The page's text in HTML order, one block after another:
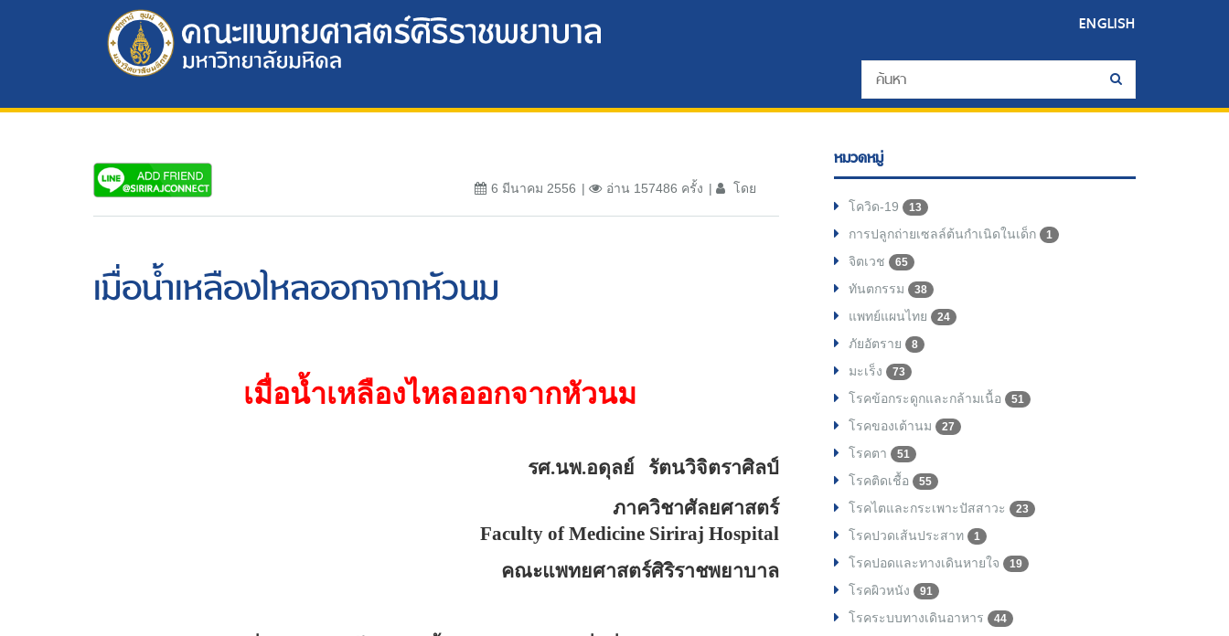
ENGLISH
6 มีนาคม 2556 อ่าน 157486 ครั้ง โดย
เมื่อน้ำเหลืองไหลออกจากหัวนม
เมื่อน้ำเหลืองไหลออกจากหัวนม
รศ.นพ.อดุลย์
รัตนวิจิตราศิลป์
ภาควิชาศัลยศาสตร์
Faculty ofMedicine Siriraj Hospital
คณะแพทยศาสตร์ศิริราชพยาบาล
หมวดหมู่
โควิด-19 13
การปลูกถ่ายเซลล์ต้นกำเนิดในเด็ก 1
จิตเวช 65
ทันตกรรม 38
แพทย์แผนไทย 24
ภัยอัตราย 8
มะเร็ง 73
โรคข้อกระดูกและกล้ามเนื้อ 51
โรคของเต้านม 27
โรคตา 51
โรคติดเชื้อ 55
โรคไตและกระเพาะปัสสาวะ 23
โรคปวดเส้นประสาท 1
โรคปอดและทางเดินหายใจ 19
โรคผิวหนัง 91
โรคระบบทางเดินอาหาร 44